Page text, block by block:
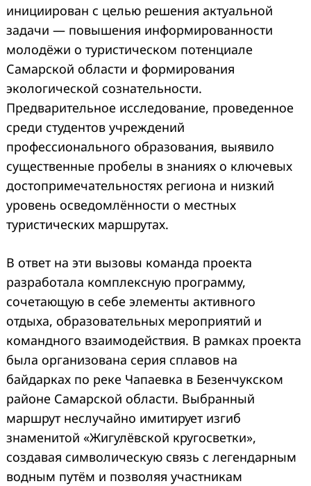
инициирован с целью решения актуальной
задачи — повышения информированности
молодёжи о туристическом потенциале
Самарской области и формирования
экологической сознательности.
Предварительное исследование, проведенное
среди студентов учреждений
профессионального образования, выявило
существенные пробелы в знаниях о ключевых
достопримечательностях региона и низкий
уровень осведомлённости о местных
туристических маршрутах.
В ответ на эти вызовы команда проекта
разработала комплексную программу,
сочетающую в себе элементы активного
отдыха, образовательных мероприятий и
командного взаимодействия. В рамках проекта
была организована серия сплавов на
байдарках по реке Чапаевка в Безенчукском
районе Самарской области. Выбранный
маршрут неслучайно имитирует изгиб
знаменитой «Жигулёвской кругосветки»,
создавая символическую связь с легендарным
водным путём и позволяя участникам